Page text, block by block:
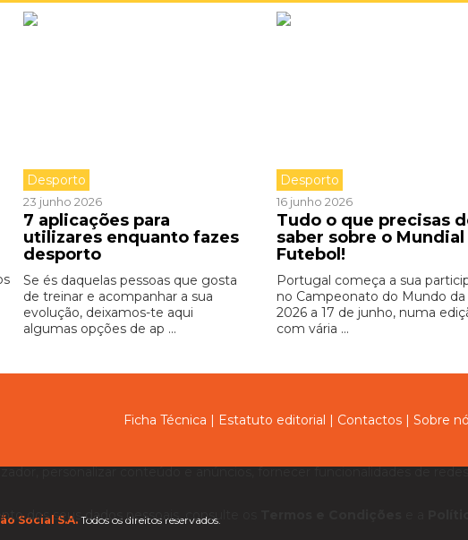
Desporto
23 junho 2026
7 aplicações para
utilizares enquanto fazes
desporto
Se és daquelas pessoas que gosta
de treinar e acompanhar a sua
evolução, deixamos-te aqui
algumas opções de ap ...
Desporto
16 junho 2026
Tudo o que precisas
saber sobre o Mundial
Futebol!
Portugal começa a sua
no Campeonato do Mundo da
2026 a 17 de junho, numa
com vária ...
Ficha Técnica | Estatuto editorial | Contactos | Sobre
Social S.A. Todos os direitos reservados.
personalizar conteúdo e anúncios, fornecer funcionalidades de
dos seus dados pessoais, consulte os